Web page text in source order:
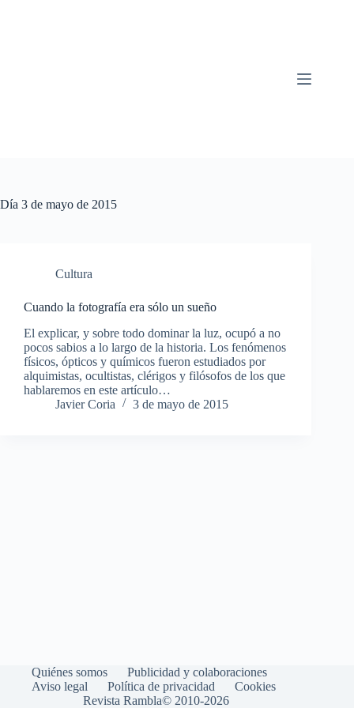
Día 3 de mayo de 2015
Cultura
Cuando la fotografía era sólo un sueño
El explicar, y sobre todo dominar la luz, ocupó a no
pocos sabios a lo largo de la historia. Los fenómenos
físicos, ópticos y químicos fueron estudiados por
alquimistas, ocultistas, clérigos y filósofos de los que
hablaremos en este artículo…
Javier Coria
3 de mayo de 2015
Quiénes somos
Publicidad y colaboraciones
Aviso legal
Política de privacidad
Cookies
Revista Rambla© 2010-2026